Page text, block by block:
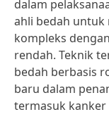
dalam
ahli bedah untuk
kompleks
rendah. Teknik
bedah berbasis
baru dalam
termasuk